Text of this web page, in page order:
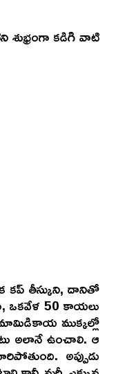
కడిగి వాటి
తీస్కుని, దానితో
ఒకవేళ 50 కాయలు
మామిడికాయ ముక్కల్లో
అలానే ఉంచాలి. ఆ
అప్పుడు